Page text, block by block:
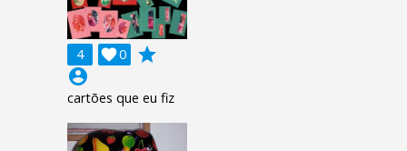
4 0

grade
account_circle
cartões que eu fiz